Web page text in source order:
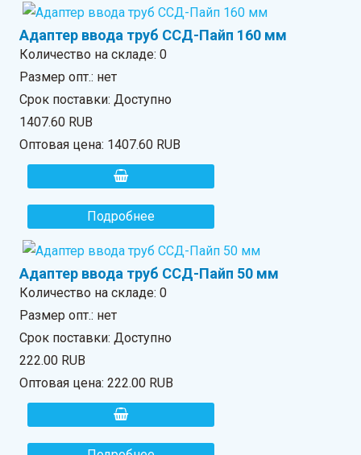
Адаптер ввода труб ССД-Пайп 160 мм
Количество на складе:0
Размер опт.: нет
Срок поставки: Доступно
1407.60 RUB
Оптовая цена: 1407.60 RUB
Подробнее
Адаптер ввода труб ССД-Пайп 50 мм
Количество на складе:0
Размер опт.: нет
Срок поставки: Доступно
222.00 RUB
Оптовая цена:222.00 RUB